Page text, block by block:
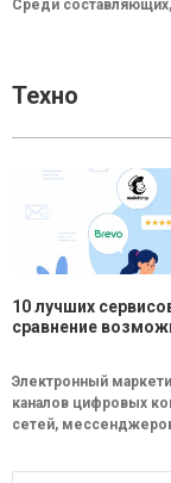
Среди
Техно
10 лучших
сравнение
Электронный
каналов цифровых
сетей,